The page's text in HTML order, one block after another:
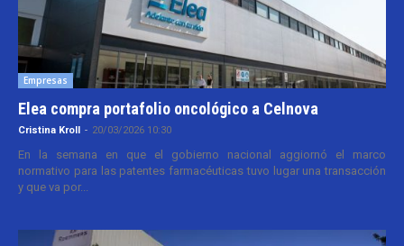
Empresas
Elea compra portafolio oncológico a Celnova
Cristina Kroll - 20/03/2026 10:30
En la semana en que el gobierno nacional aggiornó el marco
normativo para las patentes farmacéuticas tuvo lugar una transacción
y que va por...